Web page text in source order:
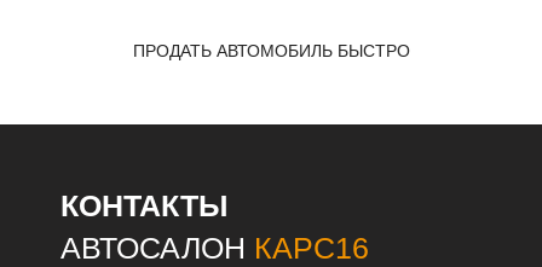
ПРОДАТЬ АВТОМОБИЛЬ БЫСТРО
КОНТАКТЫ
АВТОСАЛОН КАРС16